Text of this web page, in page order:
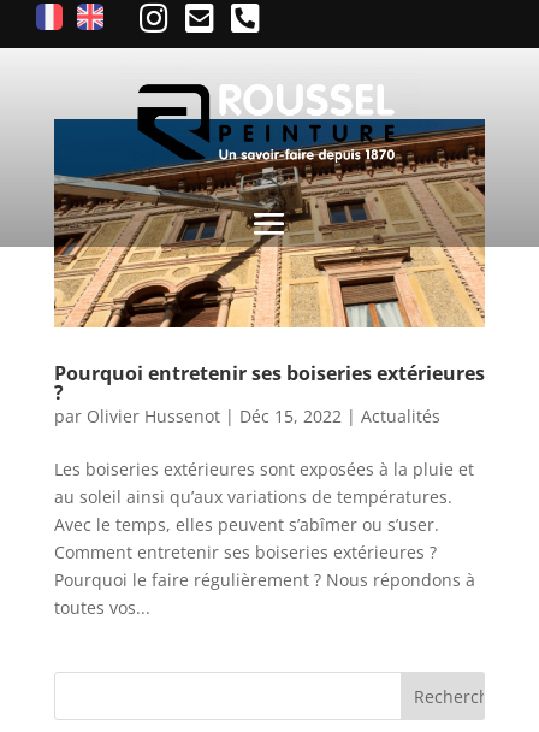
Pourquoi entretenir ses boiseries extérieures
?
par Olivier Hussenot| Déc 15, 2022| Actualités
Les boiseries extérieures sont exposées à la pluie et
au soleil ainsi qu’aux variations de températures.
Avec le temps, elles peuvent s’abîmer ou s’user.
Comment entretenir ses boiseries extérieures ?
Pourquoi le faire régulièrement ? Nous répondons à
toutes vos...